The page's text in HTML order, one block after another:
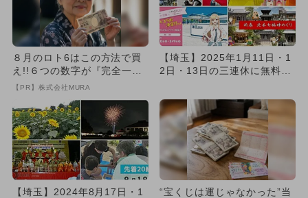
８月のロト6はこの方法で買
え!!６つの数字が『完全一
致』する方法
【PR】株式会社MURA
【埼玉】2025年1月11日・1
2日・13日の三連休に無料で
【埼玉】2024年8月17日・1
“宝くじは運じゃなかった”当